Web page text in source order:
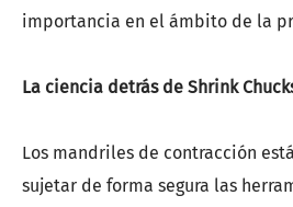
importancia en el ámbito de la
La ciencia detrás de Shrink
Los mandriles de contracción
sujetar de forma segura las